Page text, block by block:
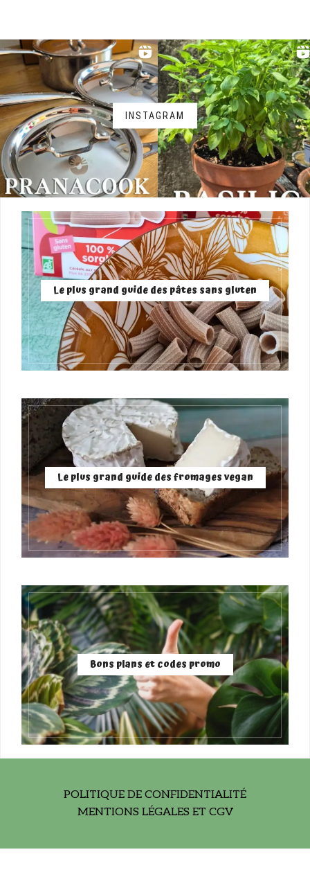
INSTAGRAM
Le plus grand guide des pâtes sans gluten
Le plus grand guide des fromages vegan
Bons plans et codes promo
POLITIQUE DE CONFIDENTIALITÉ
MENTIONS LÉGALES ET CGV